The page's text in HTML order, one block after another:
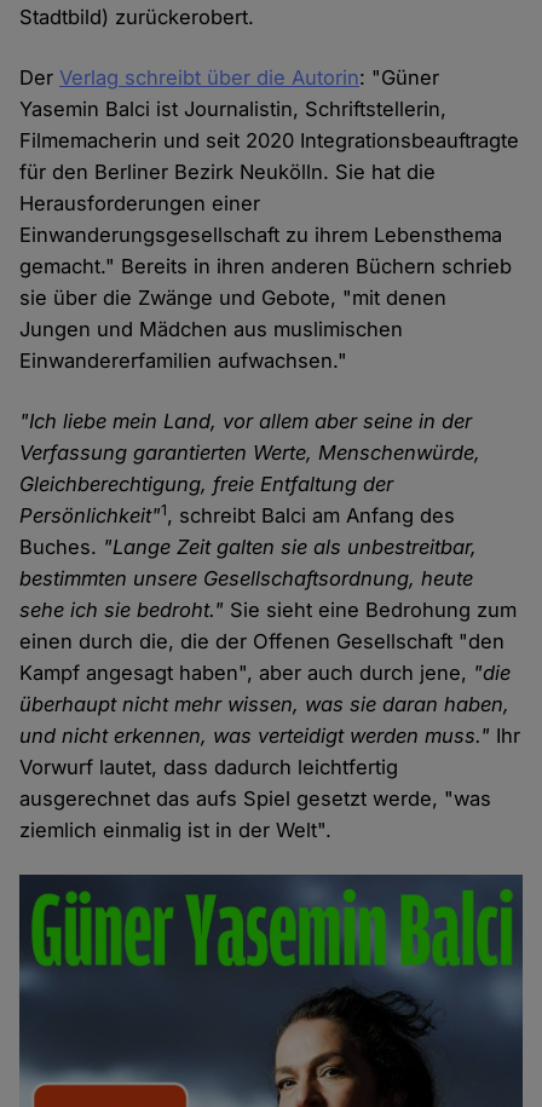
Stadtbild) zurückerobert.
DerVerlag schreibt über die Autorin: "Güner
Yasemin Balci ist Journalistin, Schriftstellerin,
Filmemacherin und seit 2020 Integrationsbeauftragte
für den Berliner Bezirk Neukölln. Sie hat die
Herausforderungen einer
Einwanderungsgesellschaft zu ihrem Lebensthema
gemacht." Bereits in ihren anderen Büchern schrieb
sie über die Zwänge und Gebote, "mit denen
Jungen und Mädchen aus muslimischen
Einwandererfamilien aufwachsen."
"Ich liebe mein Land, vor allem aber seine in der
Verfassung garantierten Werte, Menschenwürde,
Gleichberechtigung, freie Entfaltung der
Persönlichkeit"1, schreibt Balci am Anfang des
Buches. "Lange Zeit galten sie als unbestreitbar,
bestimmten unsere Gesellschaftsordnung, heute
sehe ich sie bedroht." Sie sieht eine Bedrohung zum
einen durch die, die der Offenen Gesellschaft "den
Kampf angesagt haben", aber auch durch jene, "die
überhaupt nicht mehr wissen, was sie daran haben,
und nicht erkennen, was verteidigt werden muss." Ihr
Vorwurf lautet, dass dadurch leichtfertig
ausgerechnet das aufs Spiel gesetzt werde, "was
ziemlich einmalig ist in der Welt".